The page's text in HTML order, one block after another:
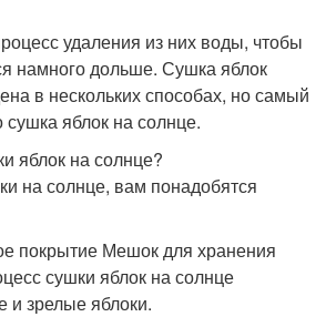
удаления из них воды, чтобы
намного дольше. Сушка яблок
в нескольких способах, но самый
сушка яблок на солнце.
яблок на солнце?
на солнце, вам понадобятся
покрытие Мешок для хранения
сушки яблок на солнце
и зрелые яблоки.